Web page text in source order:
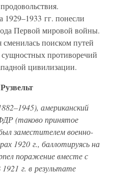
1929–1933 гг. понесли
Первой мировой войны.
сменилась поиском путей
противоречий
цивилизации.
американский
(таково принятое
заместителем военно-
1920 г., баллотируясь на
поражение вместе с
г. в результате